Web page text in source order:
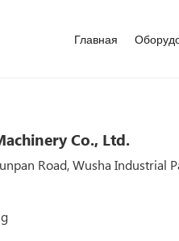
Главная
Co., Ltd.
Road, Wusha Industrial